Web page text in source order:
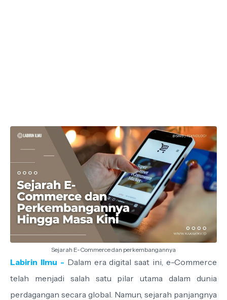
Sejarah E-Commerce dan perkembangannya
Labirin Ilmu - Dalam era digital saat ini, e-Commerce
telah menjadi salah satu pilar utama dalam dunia
perdagangan secara global. Namun, sejarah panjangnya